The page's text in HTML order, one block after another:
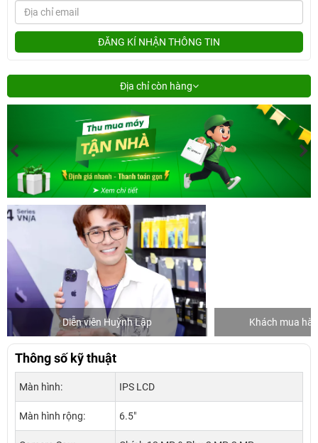
ĐĂNG KÍ NHẬN THÔNG TIN
Địa chỉ còn hàng
Diễn viên Huỳnh Lập Khách mua
Thông số kỹ thuật
Màn hình: IPS LCD
Màn hình rộng: 6.5"